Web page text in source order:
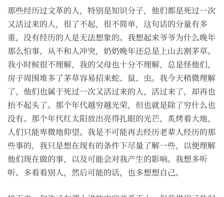
那些经历过文革的人，特别是知识分子，他们都是死过一次
又活过来的人，很了不起，很不简单，这句话的分量有多
重，没有经历的人是无法想象的。我想起来爷爷为什么晚年
那么怕事，从不和人冲突，奶奶晚年还总是上山去割茅草。
我小时候很不理解，我的父母也十分不理解，总是怪他们，
房子周围堆多了茅草容易招来蛇、鼠、虫。我今天稍微理解
了，他们也属于死过一次又活过来的人，活过来了，却再也
抬不起头了。那个年代越穷越光荣，但也就是除了穷什么也
没有。那个年代红太阳放出亮得扎眼的光芒，炙烤着大地，
人们只能卑微地仰望。我是不可能再去经历老辈人经历的那
些事的，我只是想在现有的条件下尽量了解一些，以便理解
他们现在做的事，以及可能会对我产生的影响。我想多听
听、多看看别人，然后可能的话，也多想想自己。